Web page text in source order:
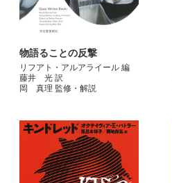
物語ることの反撃
リフアト・アルアライール 編
藤井 光 訳
岡 真理 監修・解説